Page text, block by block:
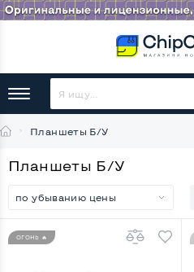
Планшеты Б/У
Планшеты Б/У
по убыванию цены
ОГОНЬ 🔥